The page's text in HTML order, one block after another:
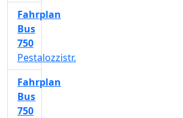
Fahrplan
Bus
750
Pestalozzistr.
Fahrplan
Bus
750